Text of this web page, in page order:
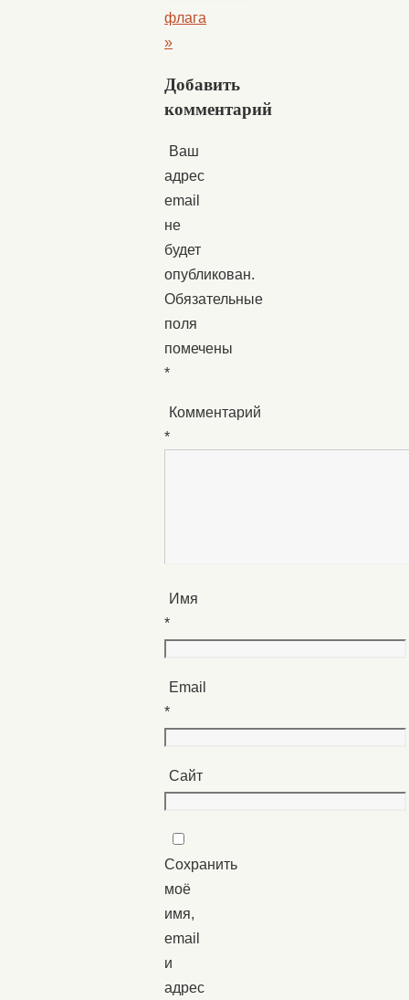
флага
»
Добавить
комментарий
Ваш
адрес
email
не
будет
опубликован.
Обязательные
поля
помечены
*
Комментарий
*
Имя
*
Email
*
Сайт
Сохранить
моё
имя,
email
и
адрес